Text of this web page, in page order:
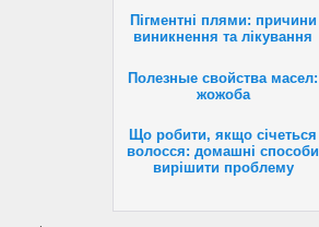
Пігментні плями: причини
виникнення та лікування
Полезные свойства масел:
жожоба
Що робити, якщо січеться
волосся: домашні способи
вирішити проблему